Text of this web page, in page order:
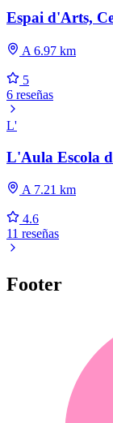
Espai d'Arts,
A 6.97 km
5
6 reseñas
L'
L'Aula Escola
A 7.21 km
4.6
11 reseñas
Footer